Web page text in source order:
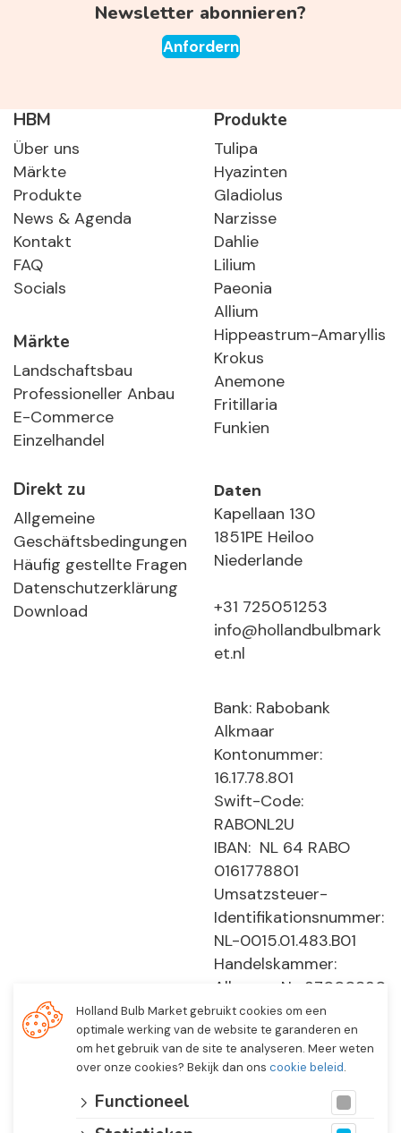
Newsletter abonnieren?
Anfordern
HBM
Über uns
Märkte
Produkte
News & Agenda
Kontakt
FAQ
Socials
Märkte
Landschaftsbau
Professioneller Anbau
E-Commerce
Einzelhandel
Produkte
Tulipa
Hyazinten
Gladiolus
Narzisse
Dahlie
Lilium
Paeonia
Allium
Hippeastrum-Amaryllis
Krokus
Anemone
Fritillaria
Funkien
Direkt zu
Allgemeine
Geschäftsbedingungen
Häufig gestellte Fragen
Datenschutzerklärung
Download
Daten
Kapellaan 130
1851PE Heiloo
Niederlande
+31 725051253
info@hollandbulbmark
et.nl
Bank: Rabobank
Alkmaar
Kontonummer:
16.17.78.801
Swift-Code:
RABONL2U
IBAN: NL 64 RABO
0161778801
Umsatzsteuer-
Identifikationsnummer:
NL-0015.01.483.B01
Handelskammer:
Alkmaar, Nr. 37000830
E0194 - EBO 505
Holland Bulb Market gebruikt cookies om een
optimale werking van de website te garanderen en
om het gebruik van de site te analyseren. Meer weten
over onze cookies? Bekijk dan ons cookie beleid.
Functioneel